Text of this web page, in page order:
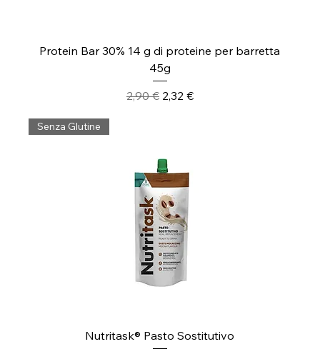
Protein Bar 30% 14 g di proteine per barretta
45g
Prezzo regolare
2,90 € Prezzo scontato
2,32 €
Senza Glutine
Nutritask® Pasto Sostitutivo